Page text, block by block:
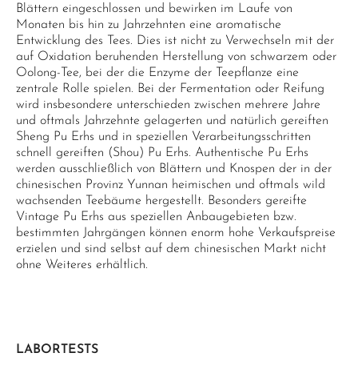
Blättern eingeschlossen und bewirken im Laufe von
Monaten bis hin zu Jahrzehnten eine aromatische
Entwicklung des Tees. Dies ist nicht zu Verwechseln mit der
auf Oxidation beruhenden Herstellung von schwarzem oder
Oolong-Tee, bei der die Enzyme der Teepflanze eine
zentrale Rolle spielen. Bei der Fermentation oder Reifung
wird insbesondere unterschieden zwischen mehrere Jahre
und oftmals Jahrzehnte gelagerten und natürlich gereiften
Sheng Pu Erhs und in speziellen Verarbeitungsschritten
schnell gereiften (Shou) Pu Erhs. Authentische Pu Erhs
werden ausschließlich von Blättern und Knospen der in der
chinesischen Provinz Yunnan heimischen und oftmals wild
wachsenden Teebäume hergestellt. Besonders gereifte
Vintage Pu Erhs aus speziellen Anbaugebieten bzw.
bestimmten Jahrgängen können enorm hohe Verkaufspreise
erzielen und sind selbst auf dem chinesischen Markt nicht
ohne Weiteres erhältlich.
LABORTESTS